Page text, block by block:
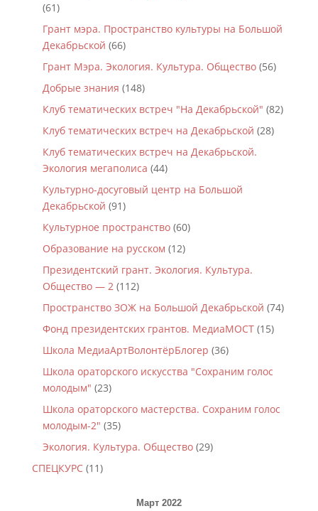
(61)
Грант мэра. Пространство культуры на Большой
Декабрьской (66)
Грант Мэра. Экология. Культура. Общество(56)
Добрые знания (148)
Клуб тематических встреч "На Декабрьской" (82)
Клуб тематических встреч на Декабрьской (28)
Клуб тематических встреч на Декабрьской.
Экология мегаполиса (44)
Культурно-досуговый центр на Большой
Декабрьской (91)
Культурное пространство(60)
Образование на русском (12)
Президентский грант. Экология. Культура.
Общество — 2(112)
Пространство ЗОЖ на Большой Декабрьской (74)
Фонд президентских грантов. МедиаМОСТ(15)
Школа МедиаАртВолонтёрБлогер (36)
Школа ораторского искусства "Сохраним голос
молодым" (23)
Школа ораторского мастерства. Сохраним голос
молодым-2" (35)
Экология. Культура. Общество(29)
СПЕЦКУРС(11)
Март 2022